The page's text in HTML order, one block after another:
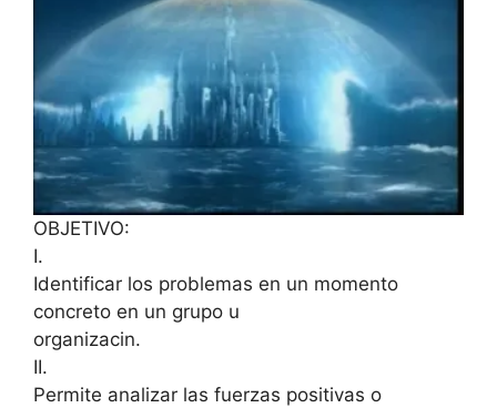
OBJETIVO:
I.
Identificar los problemas en un momento
concreto en un grupo u
organizacin.
II.
Permite analizar las fuerzas positivas o